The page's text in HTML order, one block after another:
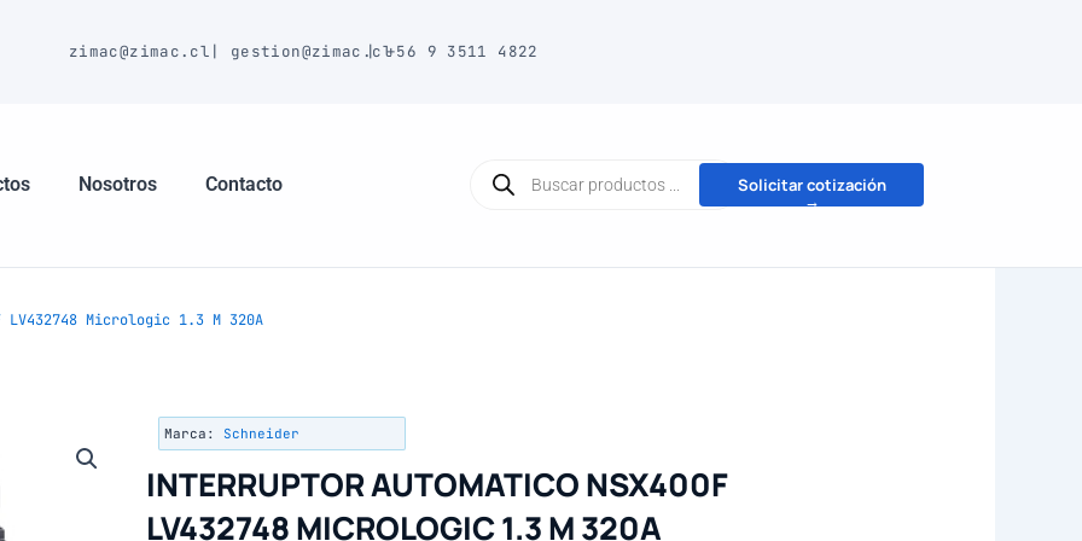
zimac@zimac.cl | gestion@zimac.cl
|+56 9 3511 4822
Nosotros Contacto
productos
Solicitar cotización
→
Micrologic 1.3 M 320A
Marca: Schneider
INTERRUPTOR AUTOMATICO NSX400F
LV432748 MICROLOGIC 1.3 M 320A